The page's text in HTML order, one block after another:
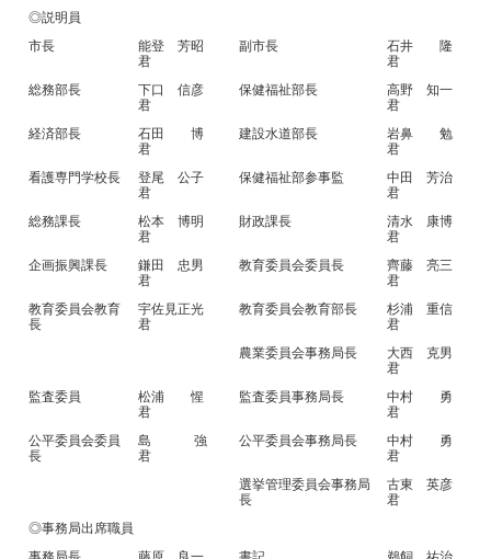
◎説明員
市長
能登 芳昭
君
副市長
石井 隆
君
総務部長
下口 信彦
君
保健福祉部長
高野 知一
君
経済部長
石田 博
君
建設水道部長
岩鼻 勉
君
看護専門学校長
登尾 公子
君
保健福祉部参事監
中田 芳治
君
総務課長
松本 博明
君
財政課長
清水 康博
君
企画振興課長
鎌田 忠男
君
教育委員会委員長
齊藤 亮三
君
教育委員会教育
長
宇佐見正光
君
教育委員会教育部長
杉浦 重信
君
農業委員会事務局長
大西 克男
君
監査委員
松浦 惺
君
監査委員事務局長
中村 勇
君
公平委員会委員
長
島 強
君
公平委員会事務局長
中村 勇
君
選挙管理委員会事務局
長
古東 英彦
君
◎事務局出席職員